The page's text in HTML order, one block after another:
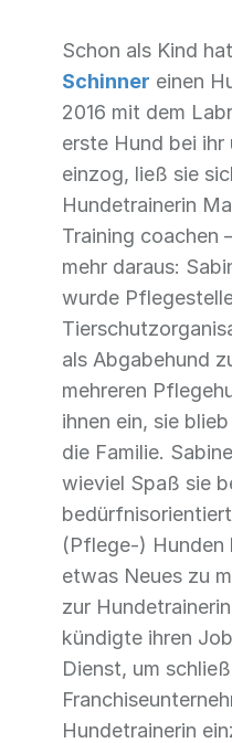
Schon als Kind
Schinner einen
2016 mit dem
erste Hund bei ihr
einzog, ließ sie
Hundetrainerin
Training coachen
mehr daraus:
wurde
als Abgabehund
mehreren
ihnen ein, sie
die Familie.
wieviel Spaß sie
(Pflege-) Hunden
etwas Neues zu
zur
kündigte ihren
Dienst, um
Hundetrainerin